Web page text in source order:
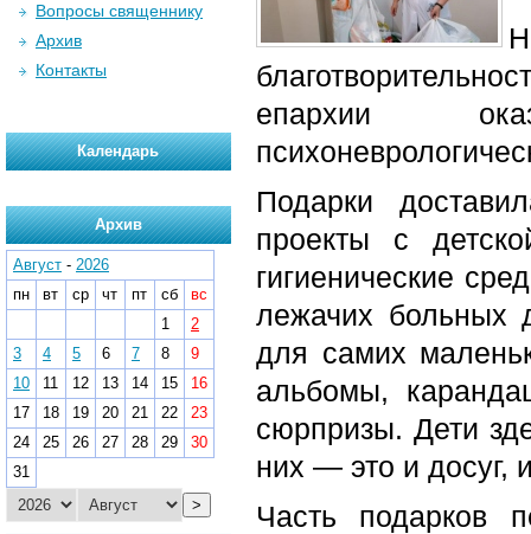
епархии
Подарки
проекты с
гигиенические
лежачих больных
для самих
альбомы,
сюрпризы. Дети
них — это и
Часть подарков
Вопросы священнику
Архив
Контакты
Календарь
Архив
Август - 2026
пн
вт ср чт пт сб
вс
1
2
3
4 5 6 7 8
9
10
11 12 13 14 15
16
17
18 19 20 21 22
23
24
25 26 27 28 29
30
31
>